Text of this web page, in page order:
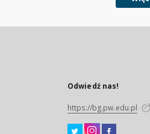
Odwiedź nas!
https://bg.pw.edu.pl